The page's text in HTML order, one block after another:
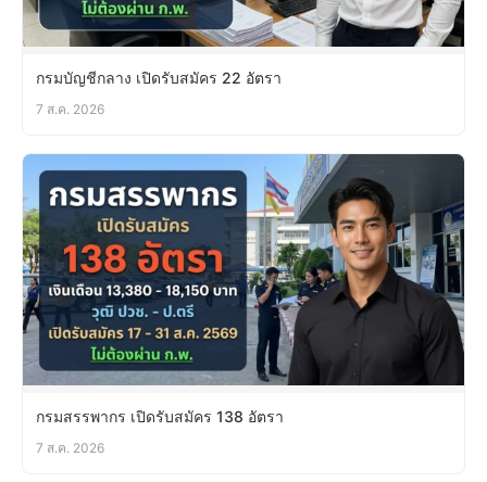
กรมบัญชีกลาง เปิดรับสมัคร 22 อัตรา
7 ส.ค. 2026
กรมสรรพากร เปิดรับสมัคร 138 อัตรา
7 ส.ค. 2026